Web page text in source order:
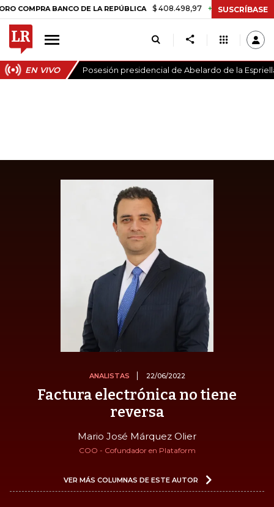
BANCO DE LA REPÚBLICA $ 408.498,97 +$ 8.753,81 +2,19%
SUSCRÍBASE
EN VIVO Posesión presidencial de Abelardo de la
ANALISTAS 22/06/2022
Factura electrónica no tiene
reversa
Mario José Márquez Olier
COO - Cofundador en Plataform
VER MÁS COLUMNAS DE ESTE AUTOR